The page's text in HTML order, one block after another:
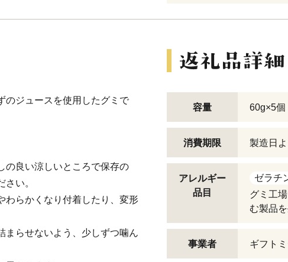
のジュースを使用したグミで
の良い涼しいところで保存の
さい。
らかくなり付着したり、変形
らせないよう、少しずつ噛ん
容量 60g×5個
消費期限 製造日
アレルギー
品目
ゼラチ
グミ工
む製品を
事業者 ギフト